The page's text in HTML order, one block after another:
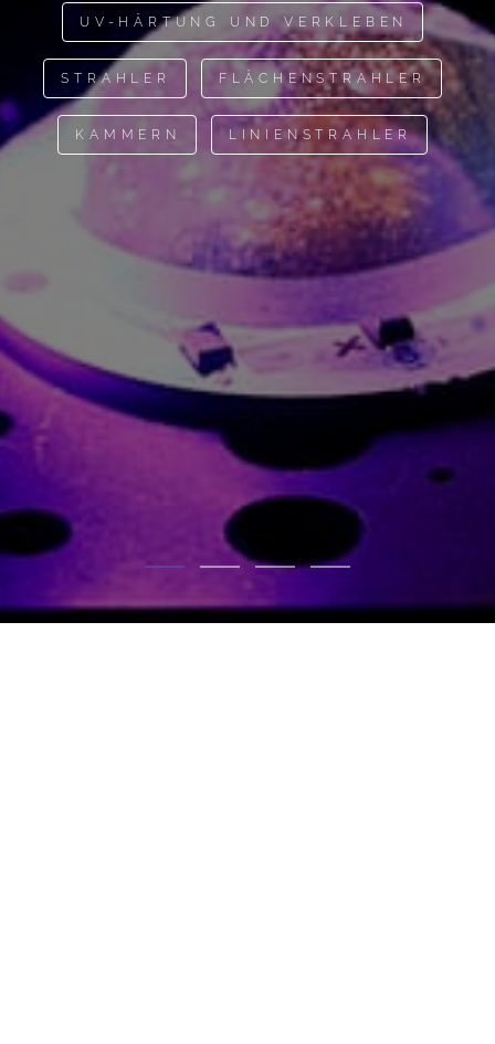
UV-HÄRTUNG UND VERKLEBEN
STRAHLER FLÄCHENSTRAHLER
KAMMERN LINIENSTRAHLER